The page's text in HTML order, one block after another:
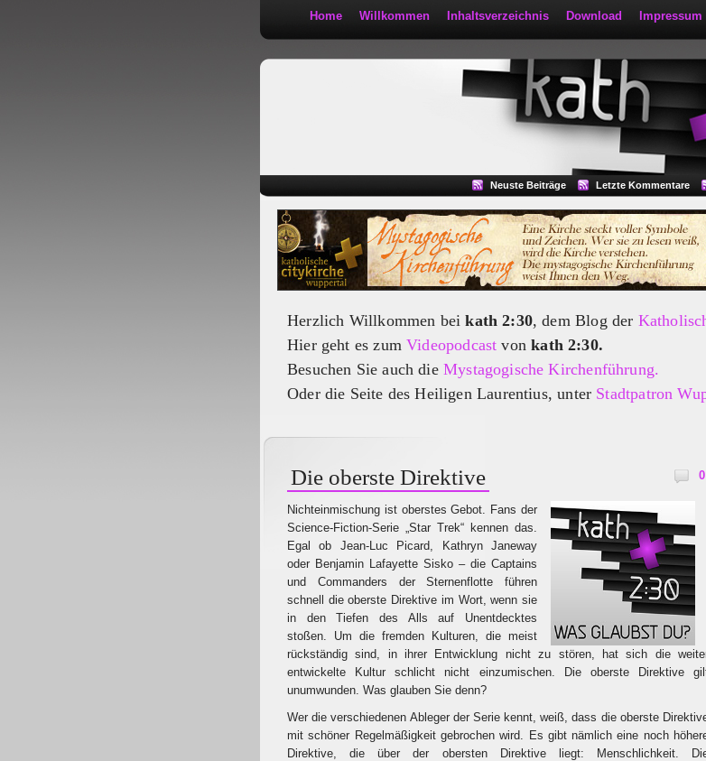
Home Willkommen Inhaltsverzeichnis Download Impressum
Neuste Beiträge Letzte Kommentare
Herzlich Willkommen beikath 2:30, dem Blog der
Hier geht es zumVideopodcast vonkath 2:30.
Besuchen Sie auch die Mystagogische Kirchenführung.
Oder die Seite des Heiligen Laurentius, unter Stadtpatron
Die oberste Direktive 0
Nichteinmischung ist oberstes Gebot. Fans der
Science-Fiction-Serie „Star Trek“ kennen das.
Egal ob Jean-Luc Picard, Kathryn Janeway
oder Benjamin Lafayette Sisko – die Captains
und Commanders der Sternenflotte führen
schnell die oberste Direktive im Wort, wenn sie
in den Tiefen des Alls auf Unentdecktes
stoßen. Um die fremden Kulturen, die meist
rückständig sind, in ihrer Entwicklung nicht zu stören, hat sich die
entwickelte Kultur schlicht nicht einzumischen. Die oberste Direktive
unumwunden. Was glauben Sie denn?
Wer die verschiedenen Ableger der Serie kennt, weiß, dass die oberste
mit schöner Regelmäßigkeit gebrochen wird. Es gibt nämlich eine noch
Direktive, die über der obersten Direktive liegt: Menschlichkeit.